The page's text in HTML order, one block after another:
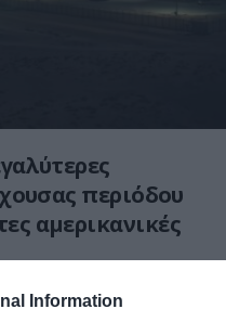
Information
περιόδου
αμερικανικές
με drones και